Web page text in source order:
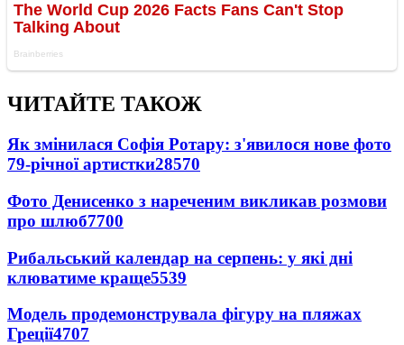
ЧИТАЙТЕ ТАКОЖ
Як змінилася Софія Ротару: з'явилося нове фото
79-річної артистки28570
Фото Денисенко з нареченим викликав розмови
про шлюб7700
Рибальський календар на серпень: у які дні
клюватиме краще5539
Модель продемонструвала фігуру на пляжах
Греції4707